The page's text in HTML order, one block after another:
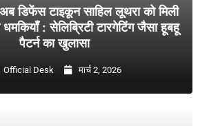
डिफेंस टाइकून साहिल लूथरा को मिली
: सेलिब्रिटी टारगेटिंग जैसा हूबहू
पैटर्न का खुलासा
Official Desk मार्च 2, 2026